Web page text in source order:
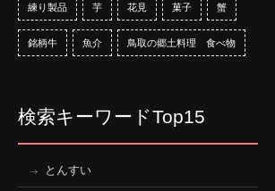
練り製品 芋 花見 菓子 蟹
銘柄牛 魚介 鳥取の郷土料理 食べ物
検索キーワードTop15
とんすい